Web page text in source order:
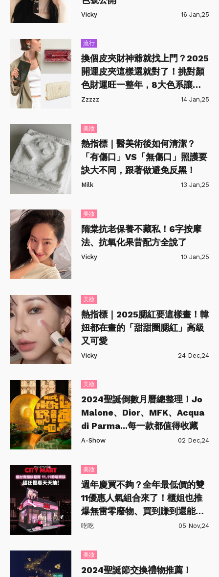
Vicky 16 Jan,25
流行
換個皮夾財神爺就找上門？2025
開運皮夾這樣選就對了！挑對顏
色財運旺一整年，8大色系讓你
招財又守財
Zzzzz 14 Jan,25
美妝
熱指標｜醫美術後如何清潔？
「有傷口」VS「無傷口」照護要
訣大不同，跟著做避免反黑！
Milk 13 Jan,25
美妝
隋棠抗老保養不藏私！6字按摩
法、抗氧化果昔配方全說了
Vicky 10 Jan,25
美妝
熱指標｜2025腮紅要這樣畫！韓
妞都在畫的「甜甜圈腮紅」高級
又可愛
Vicky 24 Dec,24
美妝
2024聖誕倒數月曆總整理！Jo
Malone、Dior、MFK、Acqua
di Parma...每一款都值得收藏
A-Show 02 Dec,24
美妝
週年慶買不夠？全年最低價的雙
11優惠人氣組合來了！櫃姐也推
爆無雷零廢物、買到賺到還能狂
省千元
吃吃 05 Nov,24
美妝
2024聖誕節交換禮物推薦！